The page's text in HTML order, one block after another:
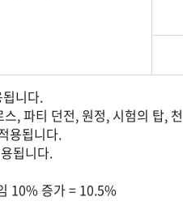
니다.
, 파티 던전, 원정, 시험의 탑,
용됩니다.
됩니다.
10% 증가 = 10.5%